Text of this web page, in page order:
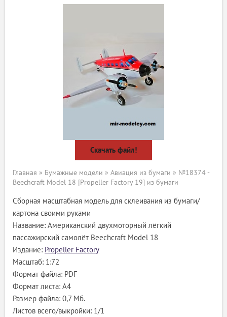
Скачать файл!
Главная » Бумажные модели » Авиация из бумаги » №18374 -
Beechcraft Model 18 [Propeller Factory 19] из бумаги
Сборная масштабная модель для склеивания из бумаги/
картона своими руками
Название: Американский двухмоторный лёгкий
пассажирский самолёт Beechcraft Model 18
Издание: Propeller Factory
Масштаб: 1:72
Формат файла: PDF
Формат листа: А4
Размер файла: 0,7 Мб.
Листов всего/выкройки: 1/1